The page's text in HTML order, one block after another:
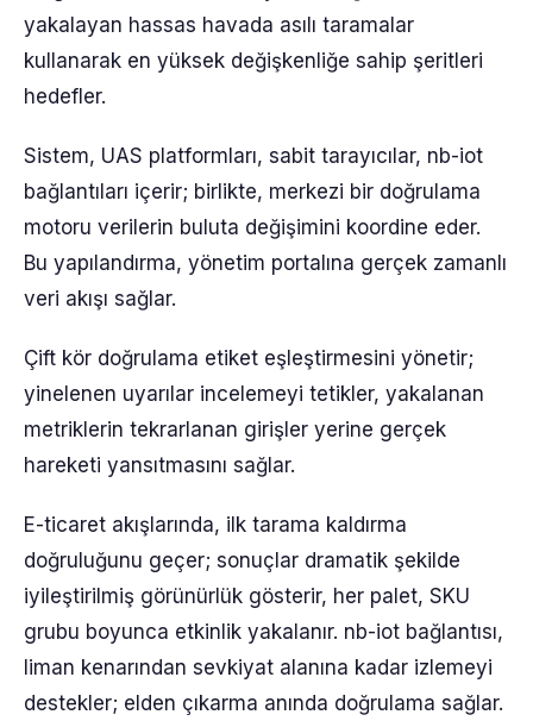
yakalayan hassas havada asılı taramalar
kullanarak en yüksek değişkenliğe sahip şeritleri
hedefler.
Sistem, UAS platformları, sabit tarayıcılar, nb-iot
bağlantıları içerir; birlikte, merkezi bir doğrulama
motoru verilerin buluta değişimini koordine eder.
Bu yapılandırma, yönetim portalına gerçek zamanlı
veri akışı sağlar.
Çift kör doğrulama etiket eşleştirmesini yönetir;
yinelenen uyarılar incelemeyi tetikler, yakalanan
metriklerin tekrarlanan girişler yerine gerçek
hareketi yansıtmasını sağlar.
E-ticaret akışlarında, ilk tarama kaldırma
doğruluğunu geçer; sonuçlar dramatik şekilde
iyileştirilmiş görünürlük gösterir, her palet, SKU
grubu boyunca etkinlik yakalanır. nb-iot bağlantısı,
liman kenarından sevkiyat alanına kadar izlemeyi
destekler; elden çıkarma anında doğrulama sağlar.